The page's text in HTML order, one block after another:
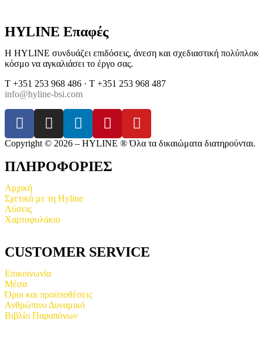
HYLINE Επαφές
H HYLINE συνδυάζει επιδόσεις, άνεση και σχεδιαστική
κόσμο να αγκαλιάσει το έργο σας.
T +351 253 968 486 · T +351 253 968 487
info@hyline-bsi.com
Copyright © 2026 – HYLINE ® Όλα τα δικαιώματα διατηρούνται.
ΠΛΗΡΟΦΟΡΙΕΣ
Αρχική
Σχετικά με τη Hyline
Λύσεις
Χαρτοφυλάκιο
CUSTOMER SERVICE
Επικοινωνία
Μέσα
Όροι και προϋποθέσεις
Ανθρώπινο Δυναμικό
Βιβλίο Παραπόνων